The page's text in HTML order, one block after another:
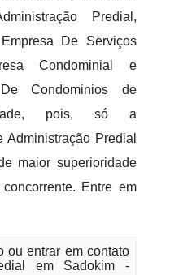
Predial,
De Serviços
Condominial e
Condominios de
pois, só a
Administração Predial
maior superioridade
Entre em
ou entrar em contato
em Sadokim -